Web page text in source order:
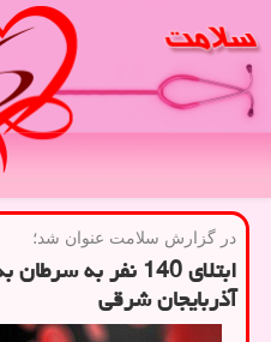
در گزارش سلامت عنوان شد؛
آذربایجان شرقی